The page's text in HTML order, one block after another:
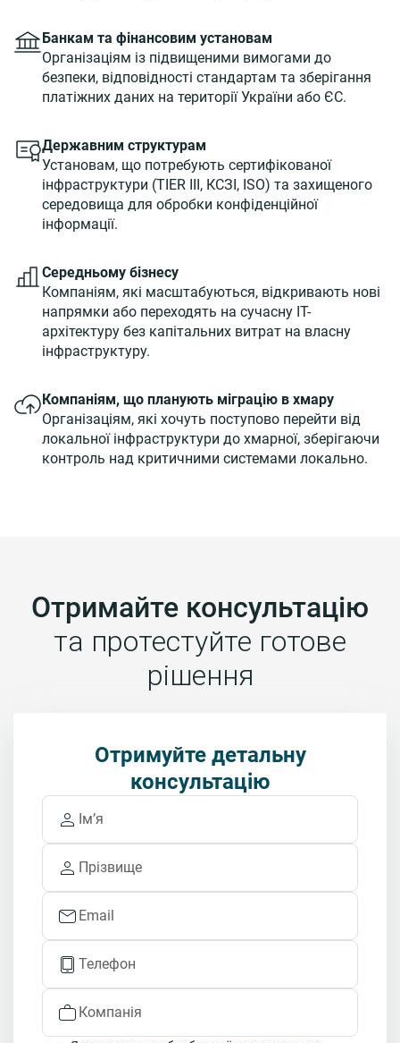
Банкам та фінансовим установам
Організаціям із підвищеними вимогами до
безпеки, відповідності стандартам та зберігання
платіжних даних на території України або ЄС.
Державним структурам
Установам, що потребують сертифікованої
інфраструктури (TIER III, КСЗІ, ISO) та захищеного
середовища для обробки конфіденційної
інформації.
Середньому бізнесу
Компаніям, які масштабуються, відкривають нові
напрямки або переходять на сучасну IT-
архітектуру без капітальних витрат на власну
інфраструктуру.
Компаніям, що планують міграцію в хмару
Організаціям, які хочуть поступово перейти від
локальної інфраструктури до хмарної, зберігаючи
контроль над критичними системами локально.
Отримайте консультацію
та протестуйте готове
рішення
Отримуйте детальну
консультацію